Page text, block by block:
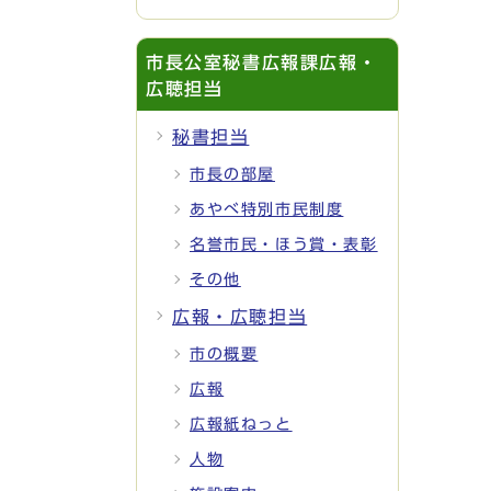
市長公室秘書広報課広報・
広聴担当
秘書担当
市長の部屋
あやべ特別市民制度
名誉市民・ほう賞・表彰
その他
広報・広聴担当
市の概要
広報
広報紙ねっと
人物